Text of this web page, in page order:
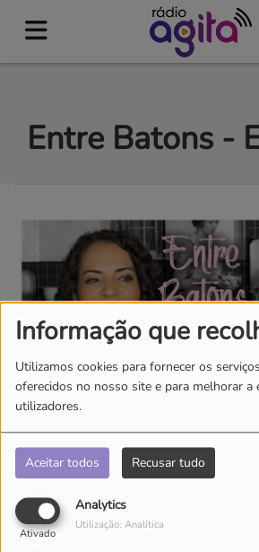
Informação que
Utilizamos cookies para fornecer os
oferecidos no nosso site e para melhorar a
utilizadores.
Aceitar todos Recusar tudo
Analytics
Ativado
Utilização: Analítica
Entre Batons -
Ouvir podcast